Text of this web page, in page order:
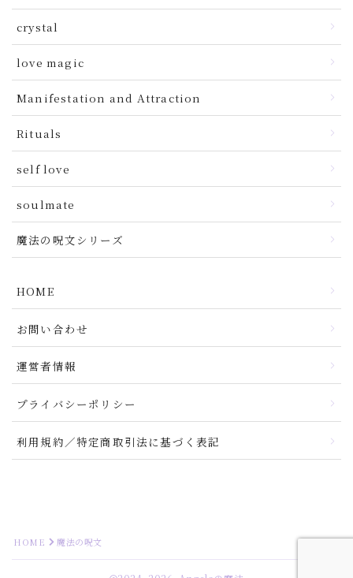
crystal
love magic
Manifestation and Attraction
Rituals
self love
soulmate
魔法の呪文シリーズ
HOME
お問い合わせ
運営者情報
プライバシーポリシー
利用規約／特定商取引法に基づく表記
HOME 魔法の呪文